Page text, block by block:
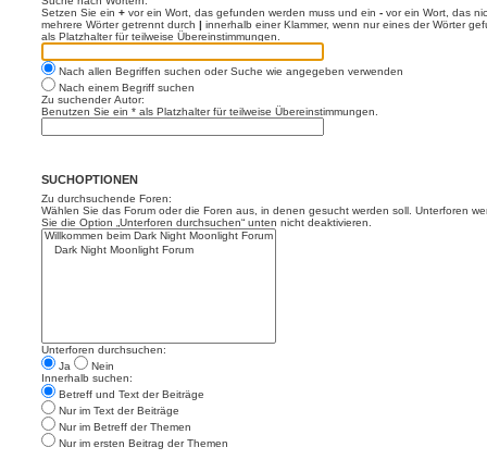
Setzen Sie ein + vor ein Wort, das gefunden werden muss und ein - vor ein Wort, das
mehrere Wörter getrennt durch | innerhalb einer Klammer, wenn nur eines der Wörter
als Platzhalter für teilweise Übereinstimmungen.
Nach allen Begriffen suchen oder Suche wie angegeben verwenden
Nach einem Begriff suchen
Zu suchender Autor:
Benutzen Sie ein * als Platzhalter für teilweise Übereinstimmungen.
SUCHOPTIONEN
Zu durchsuchende Foren:
Wählen Sie das Forum oder die Foren aus, in denen gesucht werden soll. Unterforen
Sie die Option „Unterforen durchsuchen“ unten nicht deaktivieren.
Unterforen durchsuchen:
Ja
Nein
Innerhalb suchen:
Betreff und Text der Beiträge
Nur im Text der Beiträge
Nur im Betreff der Themen
Nur im ersten Beitrag der Themen